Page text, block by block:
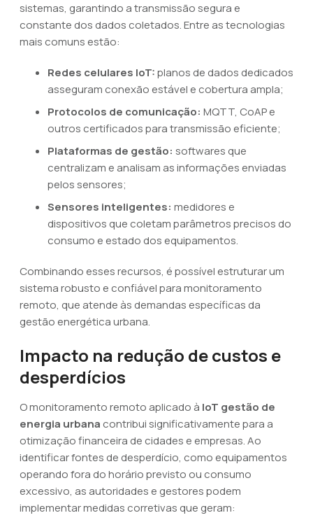
sistemas, garantindo a transmissão segura e
constante dos dados coletados. Entre as tecnologias
mais comuns estão:
Redes celulares IoT:planos de dados dedicados
asseguram conexão estável e cobertura ampla;
Protocolos de comunicação: MQTT, CoAP e
outros certificados para transmissão eficiente;
Plataformas de gestão: softwares que
centralizam e analisam as informações enviadas
pelos sensores;
Sensores inteligentes: medidores e
dispositivos que coletam parâmetros precisos do
consumo e estado dos equipamentos.
Combinando esses recursos, é possível estruturar um
sistema robusto e confiável para monitoramento
remoto, que atende às demandas específicas da
gestão energética urbana.
Impacto na redução de custos e
desperdícios
O monitoramento remoto aplicado à IoT gestão de
energia urbana contribui significativamente para a
otimização financeira de cidades e empresas. Ao
identificar fontes de desperdício, como equipamentos
operando fora do horário previsto ou consumo
excessivo, as autoridades e gestores podem
implementar medidas corretivas que geram: